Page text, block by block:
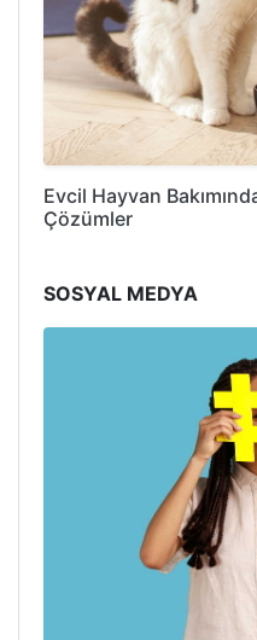
Evcil Hayvan
Çözümler
SOSYAL MEDYA